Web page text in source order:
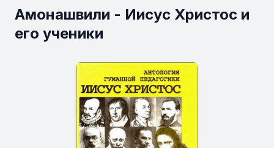
Амонашвили - Иисус Христос и
eгo ученики